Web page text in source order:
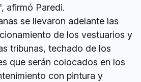
afirmó Paredi.
se llevaron adelante las
de los vestuarios y
tribunas, techado de los
que serán colocados en los
con pintura y